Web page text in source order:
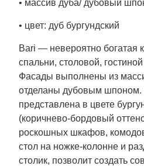
• массив дуба/ дубовый
• цвет: дуб бургундский
Bari — невероятно богатая
спальни, столовой,
Фасады выполнены из
отделаны дубовым шпоном.
представлена в цвете
(коричнево-бордовый
роскошных шкафов,
стол на ножке-колонне и
столик, позволит создать